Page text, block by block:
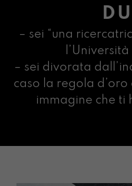
– sei “una
– sei divorata
caso la regola
immagine che ti